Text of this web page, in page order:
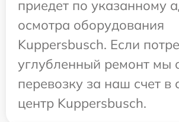
приедет по указанному
осмотра оборудования
Kuppersbusch. Если
углубленный ремонт мы
перевозку за наш счет в
центр Kuppersbusch.